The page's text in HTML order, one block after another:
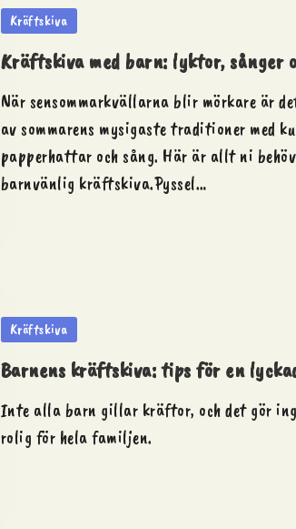
Posted
Kräftskiva
Kräftskiva med barn: lyktor, sånger
När sensommarkvällarna blir mörkare är
av sommarens mysigaste traditioner med
papperhattar och sång. Här är allt ni
barnvänlig kräftskiva.Pyssel…
Posted
Kräftskiva
Barnens kräftskiva: tips för en
Inte alla barn gillar kräftor, och det gör
rolig för hela familjen.